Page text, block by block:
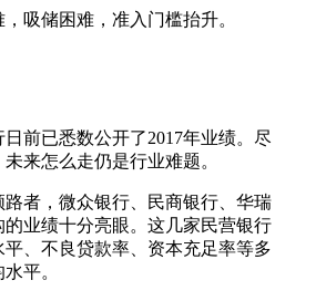
吸储困难，准入门槛抬升。
已悉数公开了2017年业绩。尽
来怎么走仍是行业难题。
者，微众银行、民商银行、华瑞
业绩十分亮眼。这几家民营银行
、不良贷款率、资本充足率等多
平。